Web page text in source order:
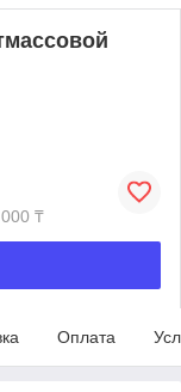
₸
Оплата